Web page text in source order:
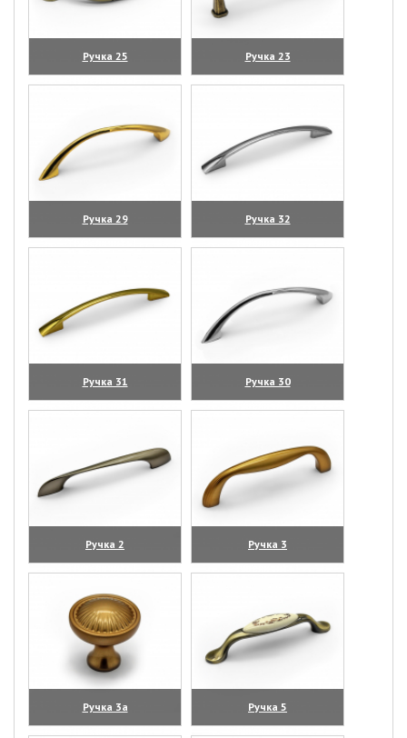
Ручка 25
(увеличить)
Ручка 23
(увеличить)
Ручка 29
(увеличить)
Ручка 32
(увеличить)
Ручка 31
(увеличить)
Ручка 30
(увеличить)
Ручка 2
(увеличить)
Ручка 3
(увеличить)
Ручка 3а
(увеличить)
Ручка 5
(увеличить)